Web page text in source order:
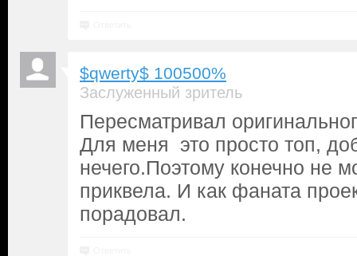
$qwerty$ 100500%
Заслуженный зритель
Пересматривал
Для меня это просто топ,
нечего.Поэтому конечно не
приквела. И как фаната
порадовал.